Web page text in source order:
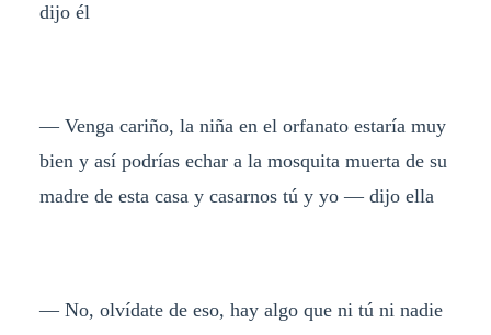
dijo él
— Venga cariño, la niña en el orfanato estaría muy
bien y así podrías echar a la mosquita muerta de su
madre de esta casa y casarnos tú y yo — dijo ella
— No, olvídate de eso, hay algo que ni tú ni nadie